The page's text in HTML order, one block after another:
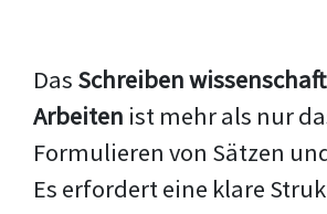
Das Schreiben
Arbeiten ist mehr als nur
Formulieren von Sätzen
Es erfordert eine klare